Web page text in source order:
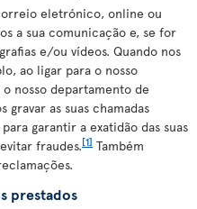
eletrónico, online ou
a sua comunicação e, se for
e/ou vídeos. Quando nos
ao ligar para o nosso
nosso departamento de
as suas chamadas
garantir a exatidão das suas
fraudes.[1] Também
prestados